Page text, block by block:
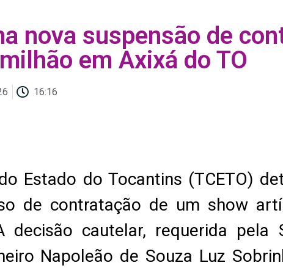
nova suspensão de
em Axixá do TO
16:16
Estado do Tocantins (TCETO)
de contratação de um show
decisão cautelar, requerida pela
Napoleão de Souza Luz